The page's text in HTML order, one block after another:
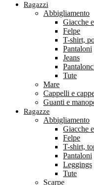
Ragazzi
Abbigliamento
Giacche
Felpe
T-shirt,
Pantaloni
Jeans
Tute
Mare
Cappelli e
Guanti e
Ragazze
Abbigliamento
Giacche
Felpe
T-shirt,
Pantaloni
Leggings
Tute
Scarpe